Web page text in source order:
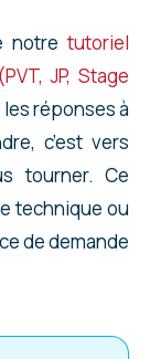
notretutoriel
JP, Stage
réponses à
c’est vers
tourner. Ce
technique ou
de demande